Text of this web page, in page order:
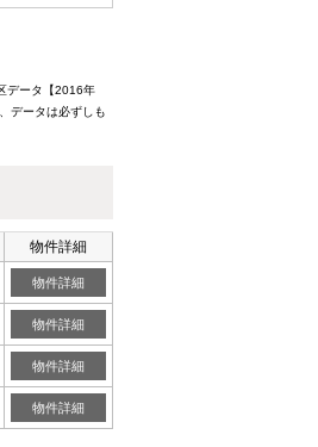
データ【2016年
データは必ずしも
物件詳細
物件詳細
物件詳細
物件詳細
物件詳細